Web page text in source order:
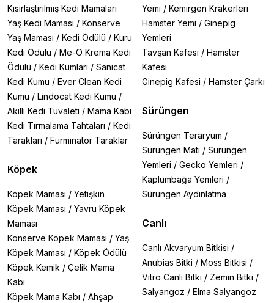
Kısırlaştırılmış Kedi Mamaları
Yaş Kedi Maması / Konserve
Yaş Maması / Kedi Ödülü / Kuru
Kedi Ödülü / Me-O Krema Kedi
Ödülü / Kedi Kumları / Sanicat
Kedi Kumu / Ever Clean Kedi
Kumu / Lindocat Kedi Kumu /
Akıllı Kedi Tuvaleti / Mama Kabı
Kedi Tırmalama Tahtaları / Kedi
Tarakları / Furminator Taraklar
Köpek
Köpek Maması / Yetişkin
Köpek Maması / Yavru Köpek
Maması
Konserve Köpek Maması / Yaş
Köpek Maması / Köpek Ödülü
Köpek Kemik / Çelik Mama
Kabı
Köpek Mama Kabı / Ahşap
Yemi / Kemirgen Krakerleri
Hamster Yemi / Ginepig
Yemleri
Tavşan Kafesi / Hamster
Kafesi
Ginepig Kafesi / Hamster Çarkı
Sürüngen
Sürüngen Teraryum /
Sürüngen Matı / Sürüngen
Yemleri / Gecko Yemleri /
Kaplumbağa Yemleri /
Sürüngen Aydınlatma
Canlı
Canlı Akvaryum Bitkisi /
Anubias Bitki / Moss Bitkisi /
Vitro Canlı Bitki / Zemin Bitki /
Salyangoz / Elma Salyangoz